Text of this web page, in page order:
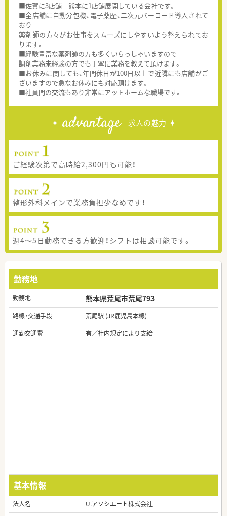
■佐賀に3店舗 熊本に1店舗展開している会社です。
■全店舗に自動分包機、電子薬歴、二次元バーコード導入されて
おり
薬剤師の方々がお仕事をスムーズにしやすいよう整えられてお
ります。
■経験豊富な薬剤師の方も多くいらっしゃいますので
調剤業務未経験の方でも丁寧に業務を教えて頂けます。
■お休みに関しても、年間休日が100日以上で近隣にも店舗がご
ざいますので急なお休みにも対応頂けます。
■社員間の交流もあり非常にアットホームな職場です。
advantage 求人の魅力
ご経験次第で高時給2,300円も可能！
整形外科メインで業務負担少なめです！
週4～5日勤務できる方歓迎！シフトは相談可能です。
勤務地
勤務地 熊本県荒尾市荒尾793
路線・交通手段
荒尾駅 (JR鹿児島本線)
通勤交通費
有／社内規定により支給
基本情報
法人名
U.アソシエート株式会社